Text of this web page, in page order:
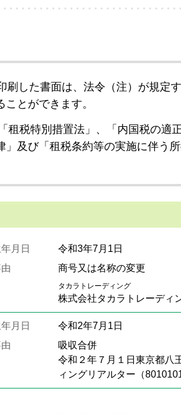
刷した書面は、法令（注）が規定
とができます。
租税特別措置法」、「内国税の
」及び「租税条約等の実施に伴う
月日
令和3年7月1日
商号又は名称の変更
タカラトレーディング
株式会社タカラトレーディ
月日
令和2年7月1日
吸収合併
令和２年７月１日東京都八
ィングリアルター（